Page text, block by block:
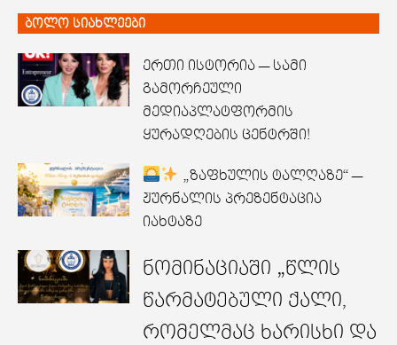
ბოლო სიახლეები
ერთი ისტორია — სამი
გამორჩეული
მედიაპლატფორმის
ყურადღების ცენტრში!
„ზაფხულის ტალღაზე“ —
ჟურნალის პრეზენტაცია
იახტაზე
ნომინაციაში „წლის
წარმატებული ქალი,
რომელმაც ხარისხი და